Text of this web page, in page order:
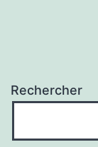
Rechercher